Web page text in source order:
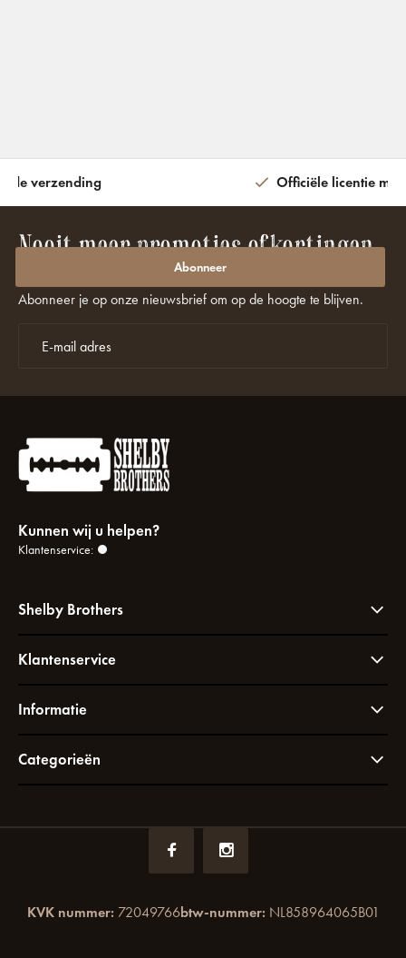
verzending Officiële licentie met
Nooit meer promoties of kortingen
Abonneer je op onze nieuwsbrief om op de hoogte te blijven.
Abonneer
Kunnen wij u helpen?
Klantenservice:
Shelby Brothers
Klantenservice
Informatie
Categorieën
KVK nummer: 72049766btw-nummer: NL858964065B01